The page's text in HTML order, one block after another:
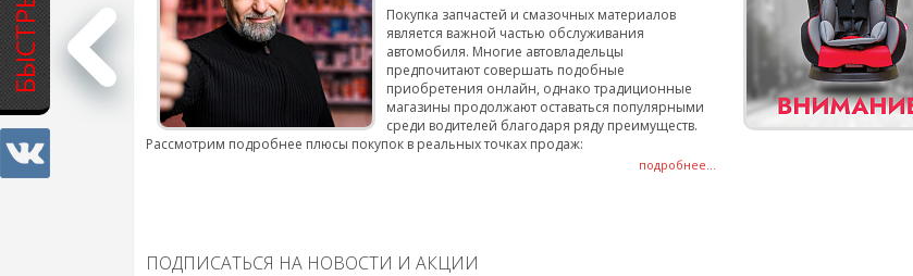
подробнее...
Покупка запчастей и смазочных материалов
является важной частью обслуживания
автомобиля. Многие автовладельцы
предпочитают совершать подобные
приобретения онлайн, однако традиционные
магазины продолжают оставаться популярными
среди водителей благодаря ряду преимуществ.
Рассмотрим подробнее плюсы покупок в реальных точках продаж:
подробнее...
ПОДПИСАТЬСЯ НА НОВОСТИ И АКЦИИ